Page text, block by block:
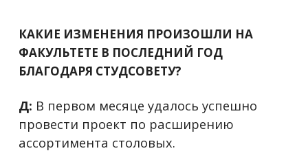
КАКИЕ ИЗМЕНЕНИЯ ПРОИЗОШЛИ НА
ФАКУЛЬТЕТЕ В ПОСЛЕДНИЙ ГОД
БЛАГОДАРЯ СТУДСОВЕТУ?
Д: В первом месяце удалось успешно
провести проект по расширению
ассортимента столовых.